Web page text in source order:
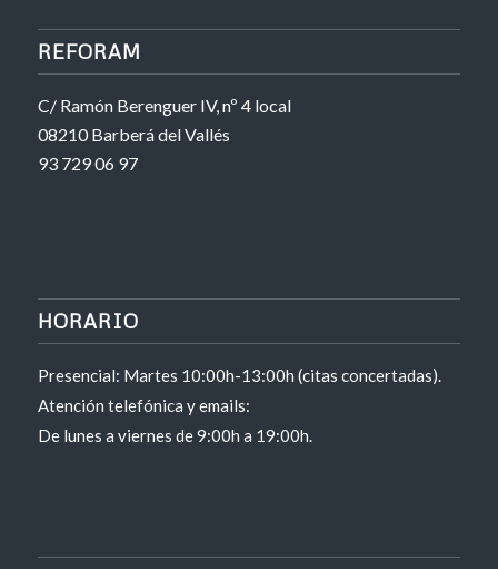
REFORAM
C/ Ramón Berenguer IV, nº 4 local
08210 Barberá del Vallés
93 729 06 97
HORARIO
Presencial: Martes 10:00h-13:00h (citas concertadas).
Atención telefónica y emails:
De lunes a viernes de 9:00h a 19:00h.